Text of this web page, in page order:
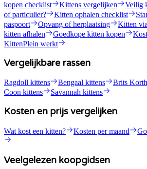
kopen checklist
Kittens vergelijken Veilig
of particulier?
Kitten ophalen checklist
paspoort
Opvang of herplaatsing Kitten
kitten afhalen
Goedkope kitten kopen
KittenPlein werkt
Vergelijkbare rassen
Ragdoll kittens Bengaal kittens Brits
Coon kittens
Savannah kittens
Kosten en prijs vergelijken
Wat kost een kitten? Kosten per maand
Veelgelezen koopgidsen